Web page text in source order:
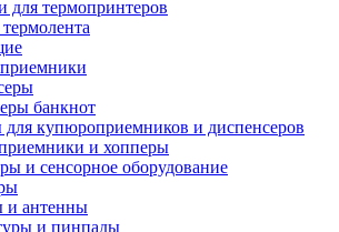
для термопринтеров
банкнот
для купюроприемников и диспенсеров
и хопперы
и сенсорное оборудование
антенны
и пинпады